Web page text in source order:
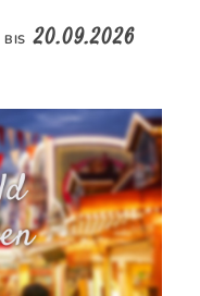
BIS 20.09.2026